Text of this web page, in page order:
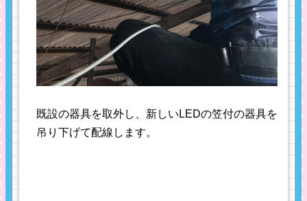
既設の器具を取外し、新しいLEDの笠付の器具を
吊り下げて配線します。